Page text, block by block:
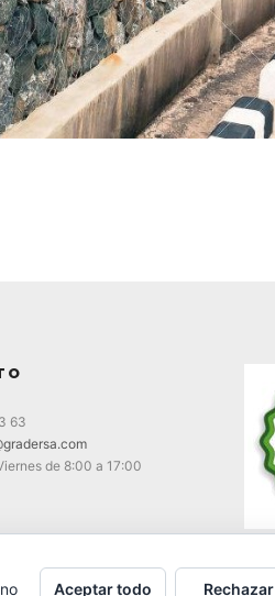
63
de 8:00 a 17:00
Aceptar todo Rechazar